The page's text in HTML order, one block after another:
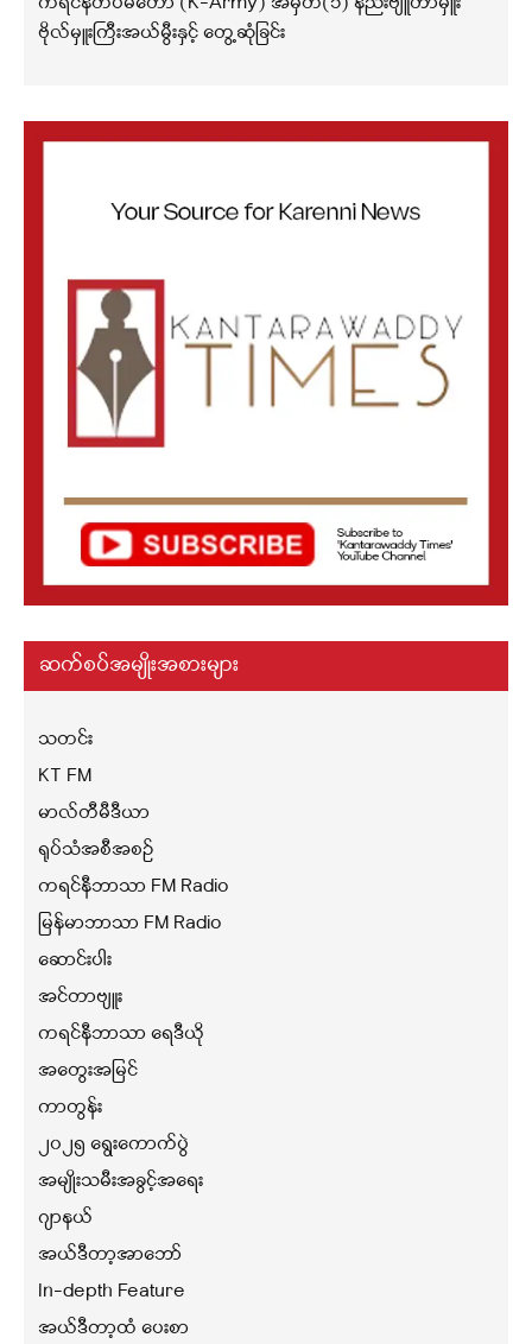
ဗိုလ်မှူးကြီးအယ်မွီးနှင့် တွေ့ဆုံခြင်း
ဆက်စပ်အမျိုးအစားများ
သတင်း
KT FM
မာလ်တီမီဒီယာ
ရုပ်သံအစီအစဉ်
ကရင်နီဘာသာ FM Radio
မြန်မာဘာသာ FM Radio
ဆောင်းပါး
အင်တာဗျူး
ကရင်နီဘာသာ ရေဒီယို
အတွေးအမြင်
ကာတွန်း
၂၀၂၅ ရွေးကောက်ပွဲ
အမျိုးသမီးအခွင့်အရေး
ဂျာနယ်
အယ်ဒီတာ့အာဘော်
In-depth Feature
အယ်ဒီတာ့ထံ ပေးစာ